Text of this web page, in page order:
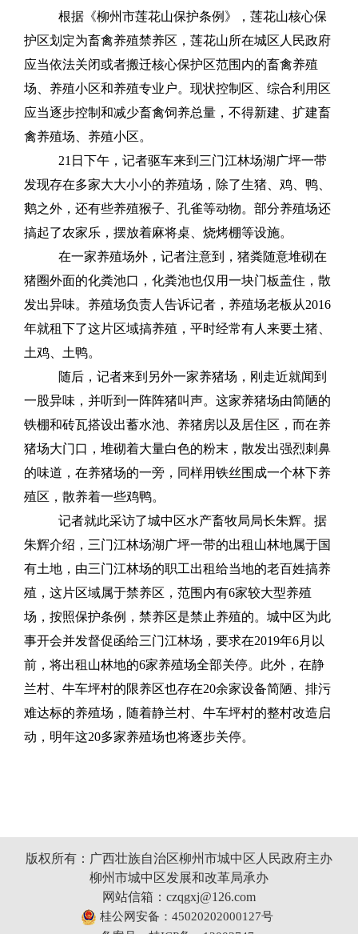
根据《柳州市莲花山保护条例》，莲花山核心保
护区划定为畜禽养殖禁养区，莲花山所在城区人民政府
应当依法关闭或者搬迁核心保护区范围内的畜禽养殖
场、养殖小区和养殖专业户。现状控制区、综合利用区
应当逐步控制和减少畜禽饲养总量，不得新建、扩建畜
禽养殖场、养殖小区。
21日下午，记者驱车来到三门江林场湖广坪一带
发现存在多家大大小小的养殖场，除了生猪、鸡、鸭、
鹅之外，还有些养殖猴子、孔雀等动物。部分养殖场还
搞起了农家乐，摆放着麻将桌、烧烤棚等设施。
在一家养殖场外，记者注意到，猪粪随意堆砌在
猪圈外面的化粪池口，化粪池也仅用一块门板盖住，散
发出异味。养殖场负责人告诉记者，养殖场老板从2016
年就租下了这片区域搞养殖，平时经常有人来要土猪、
土鸡、土鸭。
随后，记者来到另外一家养猪场，刚走近就闻到
一股异味，并听到一阵阵猪叫声。这家养猪场由简陋的
铁棚和砖瓦搭设出蓄水池、养猪房以及居住区，而在养
猪场大门口，堆砌着大量白色的粉末，散发出强烈刺鼻
的味道，在养猪场的一旁，同样用铁丝围成一个林下养
殖区，散养着一些鸡鸭。
记者就此采访了城中区水产畜牧局局长朱辉。据
朱辉介绍，三门江林场湖广坪一带的出租山林地属于国
有土地，由三门江林场的职工出租给当地的老百姓搞养
殖，这片区域属于禁养区，范围内有6家较大型养殖
场，按照保护条例，禁养区是禁止养殖的。城中区为此
事开会并发督促函给三门江林场，要求在2019年6月以
前，将出租山林地的6家养殖场全部关停。此外，在静
兰村、牛车坪村的限养区也存在20余家设备简陋、排污
难达标的养殖场，随着静兰村、牛车坪村的整村改造启
动，明年这20多家养殖场也将逐步关停。
版权所有：广西壮族自治区柳州市城中区人民政府主办
柳州市城中区发展和改革局承办
网站信箱：czqgxj@126.com
桂公网安备：45020202000127号